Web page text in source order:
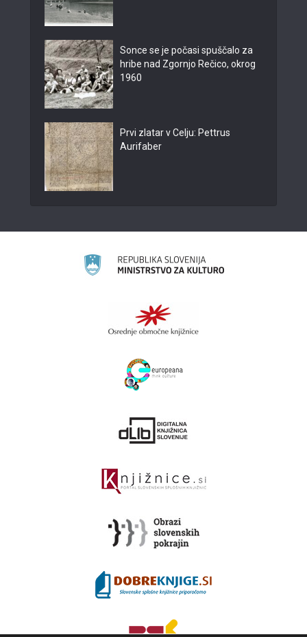
Sonce se je počasi spuščalo za
hribe nad Zgornjo Rečico, okrog
1960
Prvi zlatar v Celju: Pettrus
Aurifaber